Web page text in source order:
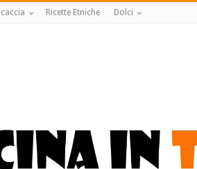
Ricette Etniche Dolci